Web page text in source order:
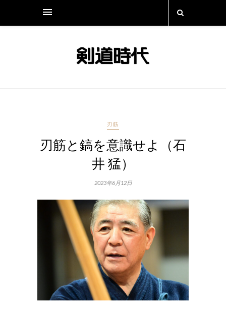
刃筋
刃筋と鎬を意識せよ（石
井 猛）
2023年6月12日